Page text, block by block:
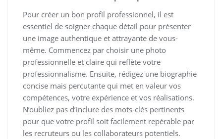
Pour créer un bon profil professionnel, il est
essentiel de soigner chaque détail pour présenter
une image authentique et attrayante de vous-
même. Commencez par choisir une photo
professionnelle et claire qui reflète votre
professionnalisme. Ensuite, rédigez une biographie
concise mais percutante qui met en valeur vos
compétences, votre expérience et vos réalisations.
N’oubliez pas d’inclure des mots-clés pertinents
pour que votre profil soit facilement repérable par
les recruteurs ou les collaborateurs potentiels.